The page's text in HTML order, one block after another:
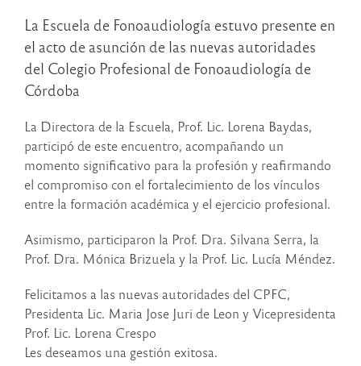
La Escuela de Fonoaudiología estuvo presente en
el acto de asunción de las nuevas autoridades
del Colegio Profesional de Fonoaudiología de
Córdoba
La Directora de la Escuela, Prof. Lic. Lorena Baydas,
participó de este encuentro, acompañando un
momento significativo para la profesión y reafirmando
el compromiso con el fortalecimiento de los vínculos
entre la formación académica y el ejercicio profesional.
Asimismo, participaron la Prof. Dra. Silvana Serra, la
Prof. Dra. Mónica Brizuela y la Prof. Lic. Lucía Méndez.
Felicitamos a las nuevas autoridades del CPFC,
Presidenta Lic. Maria Jose Juri de Leon y Vicepresidenta
Prof. Lic. Lorena Crespo
Les deseamos una gestión exitosa.